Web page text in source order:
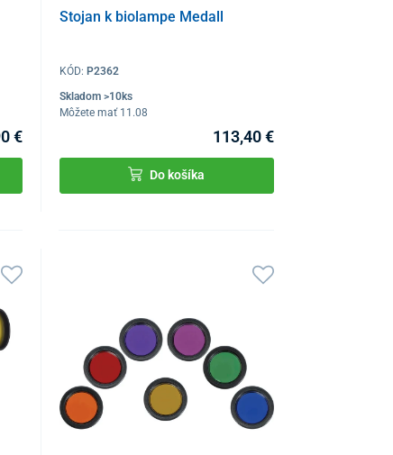
€
Stojan k biolampe Medall
KÓD:P2362
Skladom >10ks
Môžete mať 11.08
113,40 €
Do košíka